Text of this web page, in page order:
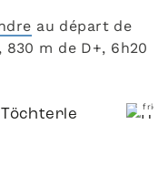
au départ de
m de D+, 6h20